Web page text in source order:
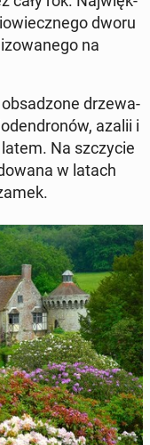
dworu
na
drze­wa­
azalii i
Na szczy­cie
w latach